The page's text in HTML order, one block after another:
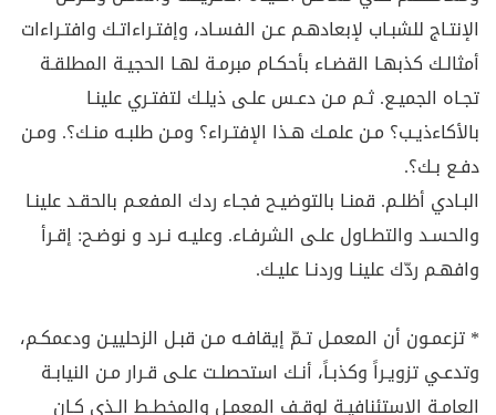
الإنتـاج للشبـاب لإبعادهـم عـن الفسـاد، وإفتـراءاتـك وافتـراءات
أمثالـك كذبهـا القضـاء بأحكـام مبرمـة لهـا الحجيـة المطلقـة
تجـاه الجميـع. ثـم مـن دعـس علـى ذيلـك لتفتـري علينـا
بالأكاءذيـب؟ مـن علمـك هـذا الإفتـراء؟ ومـن طلبـه منـك؟. ومـن
دفـع بـك؟.
البـادي أظلـم. قمنـا بالتوضيـح فجـاء ردك المفعـم بالحقـد علينـا
والحسـد والتطـاول علـى الشرفـاء. وعليـه نـرد و نوضـح: إقـرأ
وافهـم ردّك علينـا وردنـا عليـك.
* تزعمـون أن المعمـل تـمّ إيقافـه مـن قبـل الزحلييـن ودعمكـم،
وتدعـي تزويـراً وكذبـاً، أنـك استحصلـت علـى قـرار مـن النيابـة
العامـة الاستئنافيـة لوقـف المعمـل والمخطـط الـذي كـان